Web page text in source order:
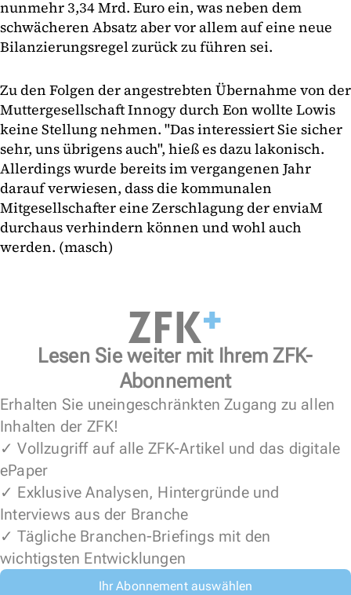
nunmehr 3,34 Mrd. Euro ein, was neben dem
schwächeren Absatz aber vor allem auf eine neue
Bilanzierungsregel zurück zu führen sei.
Zu den Folgen der angestrebten Übernahme von der
Muttergesellschaft Innogy durch Eon wollte Lowis
keine Stellung nehmen. "Das interessiert Sie sicher
sehr, uns übrigens auch", hieß es dazu lakonisch.
Allerdings wurde bereits im vergangenen Jahr
darauf verwiesen, dass die kommunalen
Mitgesellschafter eine Zerschlagung der enviaM
durchaus verhindern können und wohl auch
werden. (masch)
Lesen Sie weiter mit Ihrem ZFK-
Abonnement
Erhalten Sie uneingeschränkten Zugang zu allen
Inhalten der ZFK!
✓ Vollzugriff auf alle ZFK-Artikel und das digitale
ePaper
✓ Exklusive Analysen, Hintergründe und
Interviews aus der Branche
✓ Tägliche Branchen-Briefings mit den
wichtigsten Entwicklungen
Ihr Abonnement auswählen